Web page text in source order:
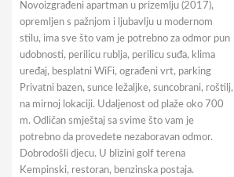
Novoizgrađeni apartman u prizemlju (2017),
opremljen s pažnjom i ljubavlju u modernom
stilu, ima sve što vam je potrebno za odmor pun
udobnosti, perilicu rublja, perilicu suđa, klima
uređaj, besplatni WiFi, ograđeni vrt, parking
Privatni bazen, sunce ležaljke, suncobrani, roštilj,
na mirnoj lokaciji. Udaljenost od plaže oko 700
m. Odličan smještaj sa svime što vam je
potrebno da provedete nezaboravan odmor.
Dobrodošli djecu. U blizini golf terena
Kempinski, restoran, benzinska postaja.